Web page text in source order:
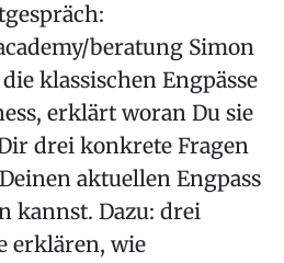
beratung Simon
klassischen Engpässe
erklärt woran Du sie
drei konkrete Fragen
aktuellen Engpass
kannst. Dazu: drei
erklären, wie